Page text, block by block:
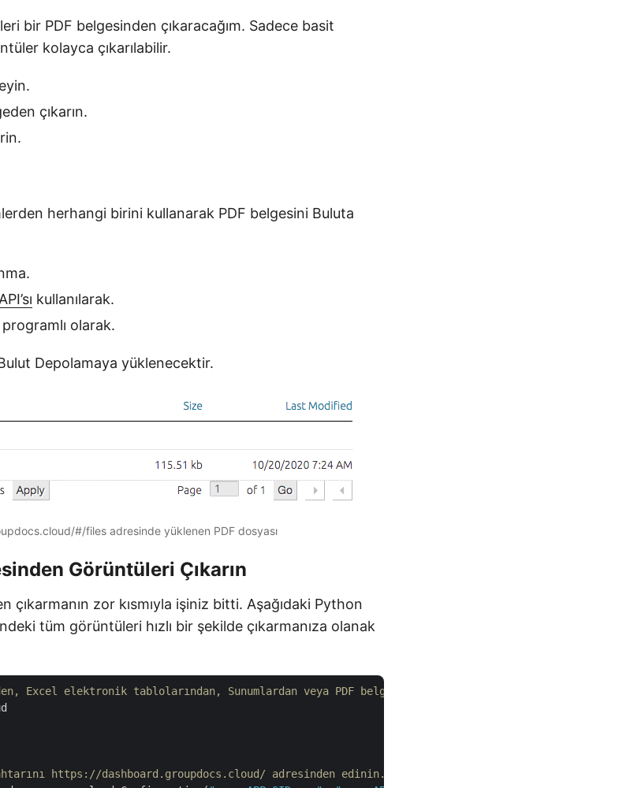
bir PDF belgesinden çıkaracağım. Sadece basit
kolayca çıkarılabilir.
çıkarın.
herhangi birini kullanarak PDF belgesini Buluta
kullanılarak.
olarak.
Depolamaya yüklenecektir.
#/files adresinde yüklenen PDF dosyası
Görüntüleri Çıkarın
çıkarmanın zor kısmıyla işiniz bitti. Aşağıdaki Python
tüm görüntüleri hızlı bir şekilde çıkarmanıza olanak
Excel elektronik tablolarından, Sunumlardan veya PDF belgesinden resimler nasıl çıkarılır.
https://dashboard.groupdocs.cloud/ adresinden edinin.